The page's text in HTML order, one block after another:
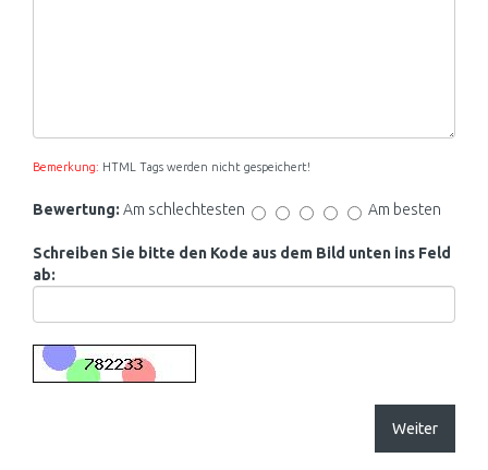
Bemerkung: HTML Tags werden nicht gespeichert!
Bewertung: Am schlechtesten Am besten
Schreiben Sie bitte den Kode aus dem Bild unten ins Feld
ab:
Weiter